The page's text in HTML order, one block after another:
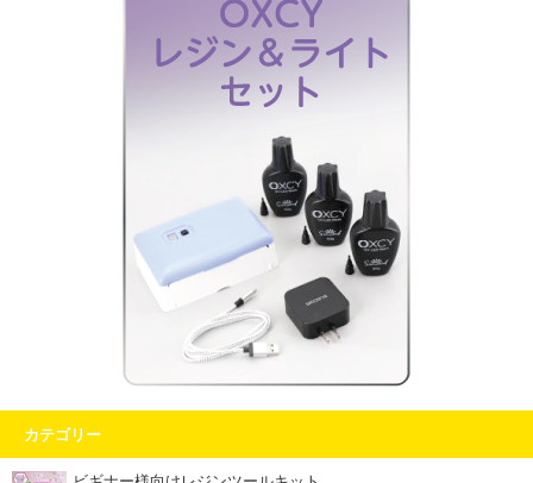
カテゴリー